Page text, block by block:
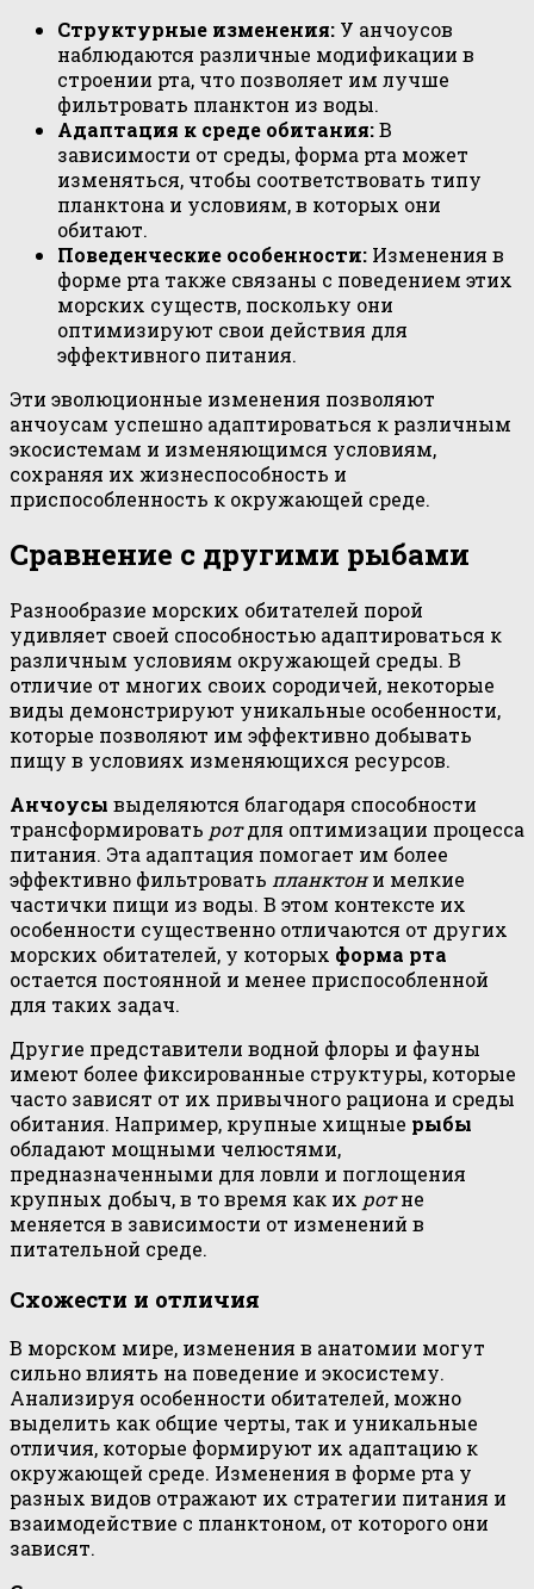
Структурные изменения: У анчоусов
наблюдаются различные модификации в
строении рта, что позволяет им лучше
фильтровать планктон из воды.
Адаптация к среде обитания:В
зависимости от среды, форма рта может
изменяться, чтобы соответствовать типу
планктона и условиям, в которых они
обитают.
Поведенческие особенности: Изменения в
форме рта также связаны с поведением этих
морских существ, поскольку они
оптимизируют свои действия для
эффективного питания.
Эти эволюционные изменения позволяют
анчоусам успешно адаптироваться к различным
экосистемам и изменяющимся условиям,
сохраняя их жизнеспособность и
приспособленность к окружающей среде.
Сравнение с другими рыбами
Разнообразие морских обитателей порой
удивляет своей способностью адаптироваться к
различным условиям окружающей среды. В
отличие от многих своих сородичей, некоторые
виды демонстрируют уникальные особенности,
которые позволяют им эффективно добывать
пищу в условиях изменяющихся ресурсов.
Анчоусы выделяются благодаря способности
трансформировать ротдля оптимизации процесса
питания. Эта адаптация помогает им более
эффективно фильтровать планктони мелкие
частички пищи из воды. В этом контексте их
особенности существенно отличаются от других
морских обитателей, у которых форма рта
остается постоянной и менее приспособленной
для таких задач.
Другие представители водной флоры и фауны
имеют более фиксированные структуры, которые
часто зависят от их привычного рациона и среды
обитания. Например, крупные хищные рыбы
обладают мощными челюстями,
предназначенными для ловли и поглощения
крупных добыч, в то время как их ротне
меняется в зависимости от изменений в
питательной среде.
Схожести и отличия
В морском мире, изменения в анатомии могут
сильно влиять на поведение и экосистему.
Анализируя особенности обитателей, можно
выделить как общие черты, так и уникальные
отличия, которые формируют их адаптацию к
окружающей среде. Изменения в форме рта у
разных видов отражают их стратегии питания и
взаимодействие с планктоном, от которого они
зависят.